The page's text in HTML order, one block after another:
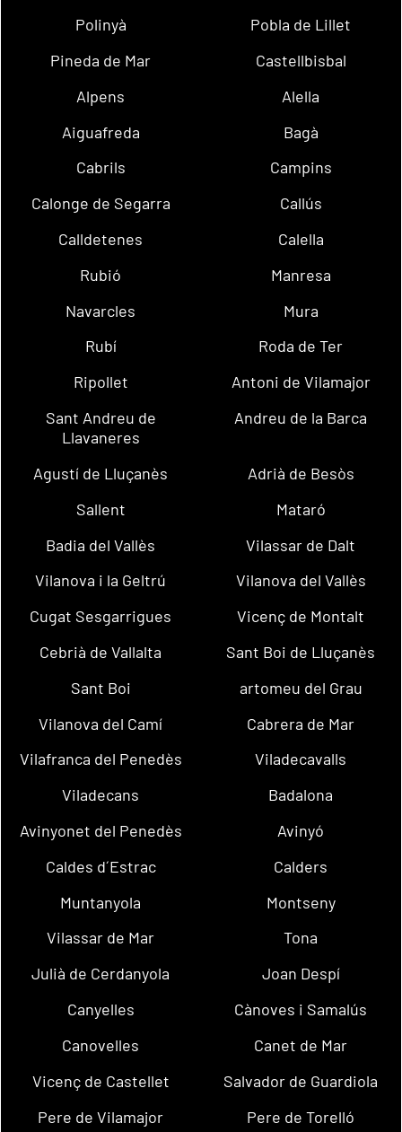
Polinyà
Pobla de Lillet
Pineda de Mar
Castellbisbal
Alpens
Alella
Aiguafreda
Bagà
Cabrils
Campins
Calonge de Segarra
Callús
Calldetenes
Calella
Rubió
Manresa
Navarcles
Mura
Rubí
Roda de Ter
Ripollet
Antoni de Vilamajor
Sant Andreu de
Llavaneres
Andreu de la Barca
Agustí de Lluçanès
Adrià de Besòs
Sallent
Mataró
Badia del Vallès
Vilassar de Dalt
Vilanova i la Geltrú
Vilanova del Vallès
Cugat Sesgarrigues
Vicenç de Montalt
Cebrià de Vallalta
Sant Boi de Lluçanès
Sant Boi
artomeu del Grau
Vilanova del Camí
Cabrera de Mar
Vilafranca del Penedès
Viladecavalls
Viladecans
Badalona
Avinyonet del Penedès
Avinyó
Caldes d´Estrac
Calders
Muntanyola
Montseny
Vilassar de Mar
Tona
Julià de Cerdanyola
Joan Despí
Canyelles
Cànoves i Samalús
Canovelles
Canet de Mar
Vicenç de Castellet
Salvador de Guardiola
Pere de Vilamajor
Pere de Torelló